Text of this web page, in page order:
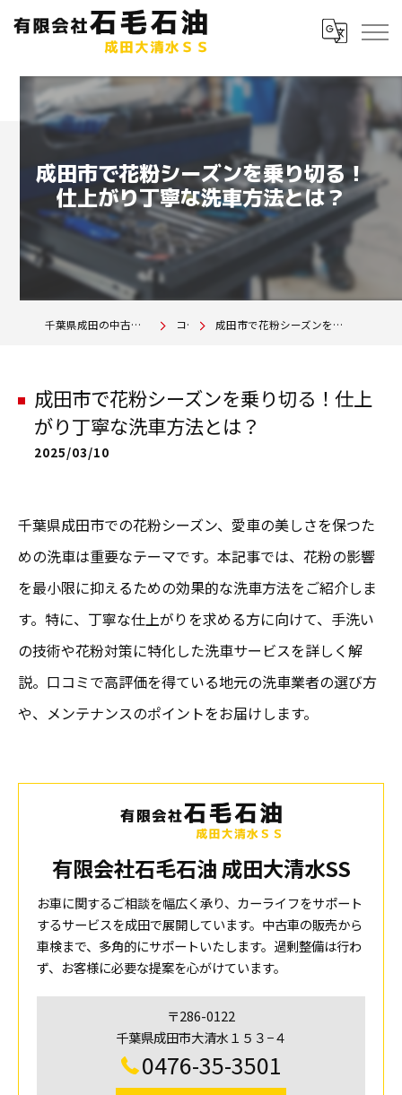
成田市で花粉シーズンを乗り切る！
仕上がり丁寧な洗車方法とは？
千葉県成田の中古車は有限会社石毛石油 成田大清水SS コラム 成田市で花粉シーズンを乗り切る！仕上がり丁寧な洗車方法とは？
成田市で花粉シーズンを乗り切る！仕上
がり丁寧な洗車方法とは？
2025/03/10
千葉県成田市での花粉シーズン、愛車の美しさを保つた
めの洗車は重要なテーマです。本記事では、花粉の影響
を最小限に抑えるための効果的な洗車方法をご紹介しま
す。特に、丁寧な仕上がりを求める方に向けて、手洗い
の技術や花粉対策に特化した洗車サービスを詳しく解
説。口コミで高評価を得ている地元の洗車業者の選び方
や、メンテナンスのポイントをお届けします。
有限会社石毛石油 成田大清水SS
お車に関するご相談を幅広く承り、カーライフをサポート
するサービスを成田で展開しています。中古車の販売から
車検まで、多角的にサポートいたします。過剰整備は行わ
ず、お客様に必要な提案を心がけています。
〒286-0122
千葉県成田市大清水１５３−４
0476-35-3501